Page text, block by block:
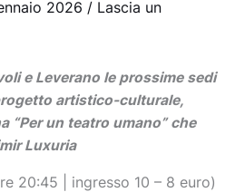
2026 / Lascia un
e Leverano le prossime sedi
artistico-culturale,
“Per un teatro umano” che
Luxuria
20:45 | ingresso 10 – 8 euro)